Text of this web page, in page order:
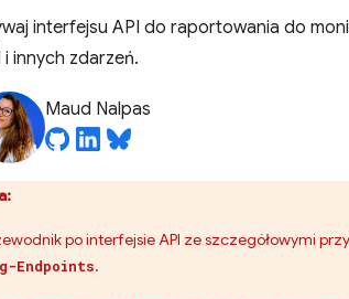
interfejsu API do raportowania do
i innych zdarzeń.
Maud Nalpas
po interfejsie API ze szczegółowymi
Endpoints.